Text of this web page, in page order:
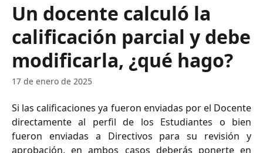
Un docente calculó la
calificación parcial y debe
modificarla, ¿qué hago?
17 de enero de 2025
Si las calificaciones ya fueron enviadas por el Docente
directamente al perfil de los Estudiantes o bien
fueron enviadas a Directivos para su revisión y
aprobación, en ambos casos deberás ponerte en